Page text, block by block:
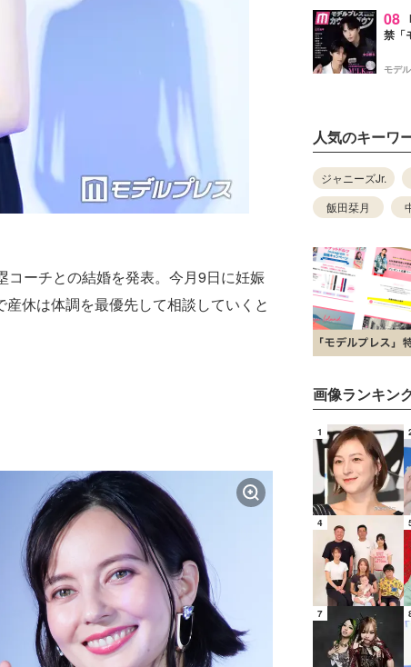
ーチとの結婚を発表。今月9日に妊娠
休は体調を最優先して相談していくと
08
禁「
モデ
人気のキーワ
ジャニーズJr.
飯田栞月
画像ランキン
1
4
7